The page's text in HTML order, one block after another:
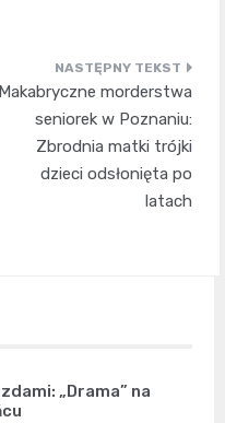
Makabryczne morderstwa
seniorek w Poznaniu:
Zbrodnia matki trójki
dzieci odsłonięta po
latach
„Drama” na